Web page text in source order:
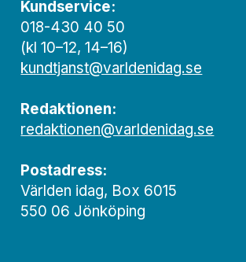
Kundservice:
018-430 40 50
(kl 10–12, 14–16)
kundtjanst@varldenidag.se
Redaktionen:
redaktionen@varldenidag.se
Postadress:
Världen idag, Box 6015
550 06 Jönköping